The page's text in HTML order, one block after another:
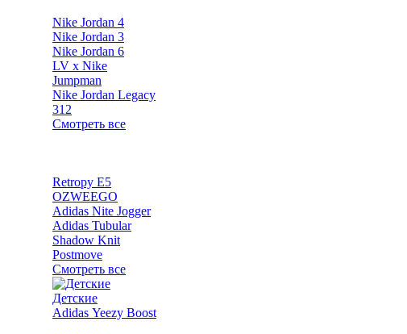
Nike Jordan 4
Nike Jordan 3
Nike Jordan 6
LV x Nike
Jumpman
Nike Jordan Legacy
312
Смотреть все
Retropy E5
OZWEEGO
Adidas Nite Jogger
Adidas Tubular
Shadow Knit
Postmove
Смотреть все
Детские
Adidas Yeezy Boost